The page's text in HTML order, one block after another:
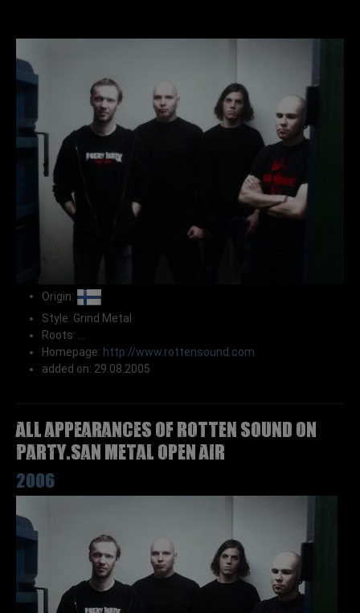
Origin:
Style: Grind Metal
Roots: ...
Homepage: http://www.rottensound.com
added on: 29.08.2005
All appearances of ROTTEN SOUND on
Party.San Metal Open Air
2006